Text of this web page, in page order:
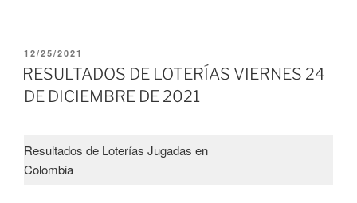
PUBLICADO
EL
12/25/2021
RESULTADOS DE LOTERÍAS VIERNES 24
DE DICIEMBRE DE 2021
Resultados de Loterías Jugadas en
Colombia